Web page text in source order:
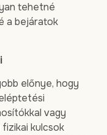
tehetné
a bejáratok
előnye, hogy
vagy
kulcsok